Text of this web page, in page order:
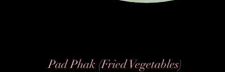
Pad Phak (Fried Vegetables)